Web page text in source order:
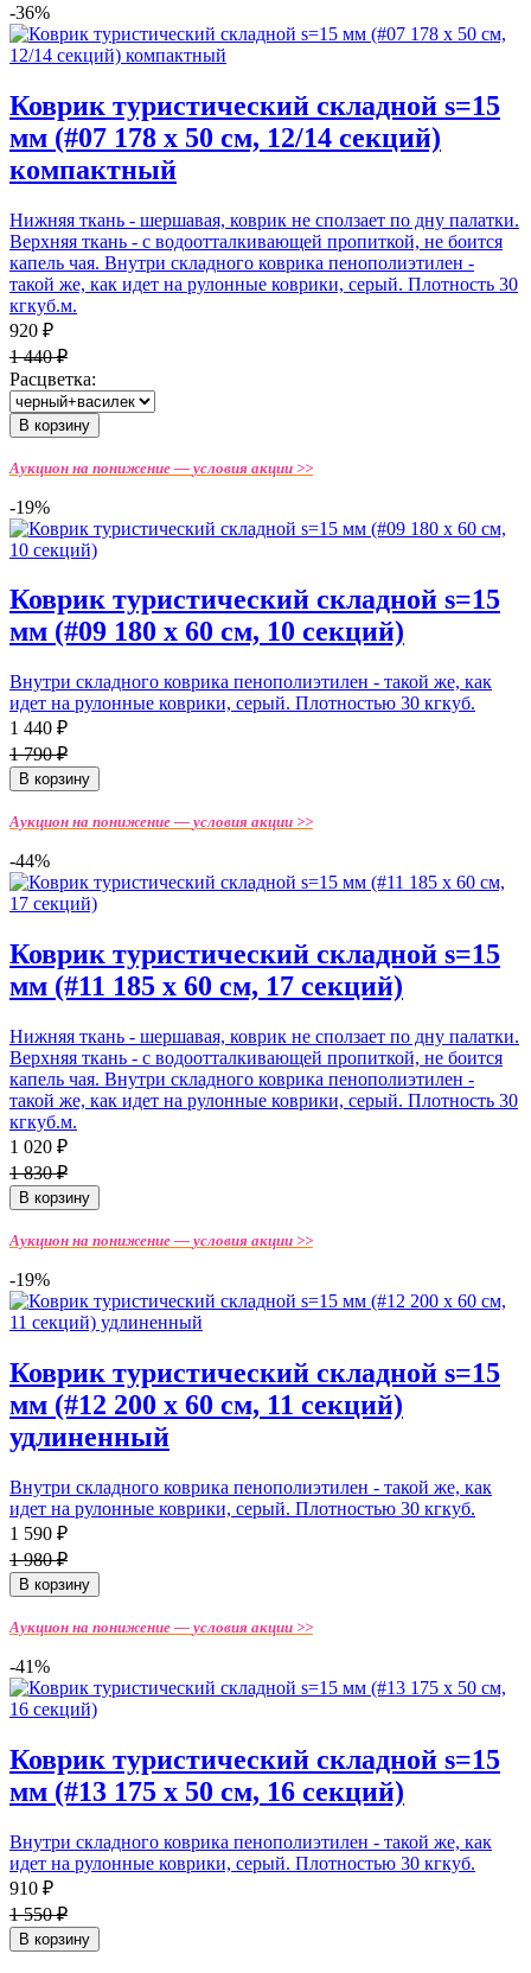
-36%
Коврик туристический складной s=15
мм (#07 178 х 50 см, 12/14 секций)
компактный
Нижняя ткань - шершавая, коврик не сползает по дну палатки.
Верхняя ткань - с водоотталкивающей пропиткой, не боится
капель чая. Внутри складного коврика пенополиэтилен -
такой же, как идет на рулонные коврики, серый. Плотность 30
кгкуб.м.
920 ₽
1 440 ₽
Расцветка:
В корзину
Аукцион на понижение — условия акции >>
-19%
Коврик туристический складной s=15
мм (#09 180 х 60 см, 10 секций)
Внутри складного коврика пенополиэтилен - такой же, как
идет на рулонные коврики, серый. Плотностью 30 кгкуб.
1 440 ₽
1 790 ₽
В корзину
Аукцион на понижение — условия акции >>
-44%
Коврик туристический складной s=15
мм (#11 185 х 60 см, 17 секций)
Нижняя ткань - шершавая, коврик не сползает по дну палатки.
Верхняя ткань - с водоотталкивающей пропиткой, не боится
капель чая. Внутри складного коврика пенополиэтилен -
такой же, как идет на рулонные коврики, серый. Плотность 30
кгкуб.м.
1 020 ₽
1 830 ₽
В корзину
Аукцион на понижение — условия акции >>
-19%
Коврик туристический складной s=15
мм (#12 200 х 60 см, 11 секций)
удлиненный
Внутри складного коврика пенополиэтилен - такой же, как
идет на рулонные коврики, серый. Плотностью 30 кгкуб.
1 590 ₽
1 980 ₽
В корзину
Аукцион на понижение — условия акции >>
-41%
Коврик туристический складной s=15
мм (#13 175 х 50 см, 16 секций)
Внутри складного коврика пенополиэтилен - такой же, как
идет на рулонные коврики, серый. Плотностью 30 кгкуб.
910 ₽
1 550 ₽
В корзину